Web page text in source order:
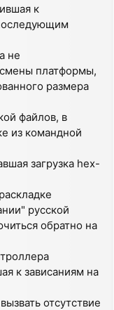
к
не
смены платформы,
размера
файлов, в
из командной
загрузка hex-
русской
обратно на
к зависаниям на
отсутствие